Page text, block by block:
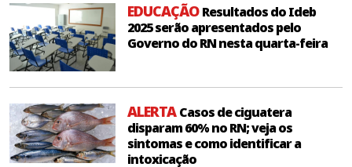
EDUCAÇÃOResultados do Ideb
2025 serão apresentados pelo
Governo do RN nesta quarta-feira
ALERTACasos de ciguatera
disparam 60% no RN; veja os
sintomas e como identificar a
intoxicação